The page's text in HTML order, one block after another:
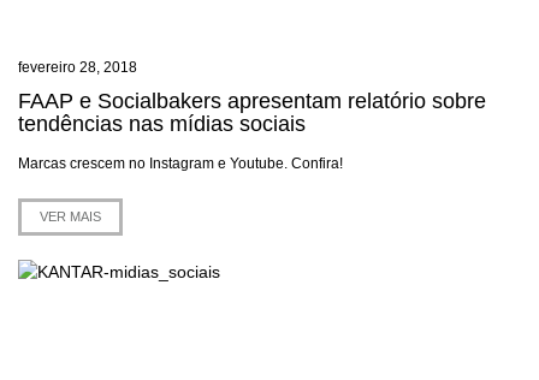
fevereiro 28, 2018
FAAP e Socialbakers apresentam relatório sobre
tendências nas mídias sociais
Marcas crescem no Instagram e Youtube. Confira!
VER MAIS